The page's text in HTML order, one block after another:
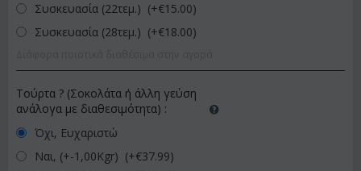
Συσκευασία (22τεμ.) (+€15.00)
Συσκευασία (28τεμ.) (+€18.00)
Τούρτα ? (Σοκολάτα ή άλλη γεύση
ανάλογα με διαθεσιμότητα) :
Όχι, Ευχαριστώ
Ναι, (+-1,00Kgr) (+€37.99)